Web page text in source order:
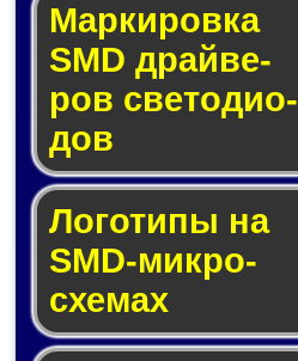
Маркировка
SMD драй­ве­
ров све­то­ди­о­
дов
Логотипы на
SMD-мик­ро­
схе­мах